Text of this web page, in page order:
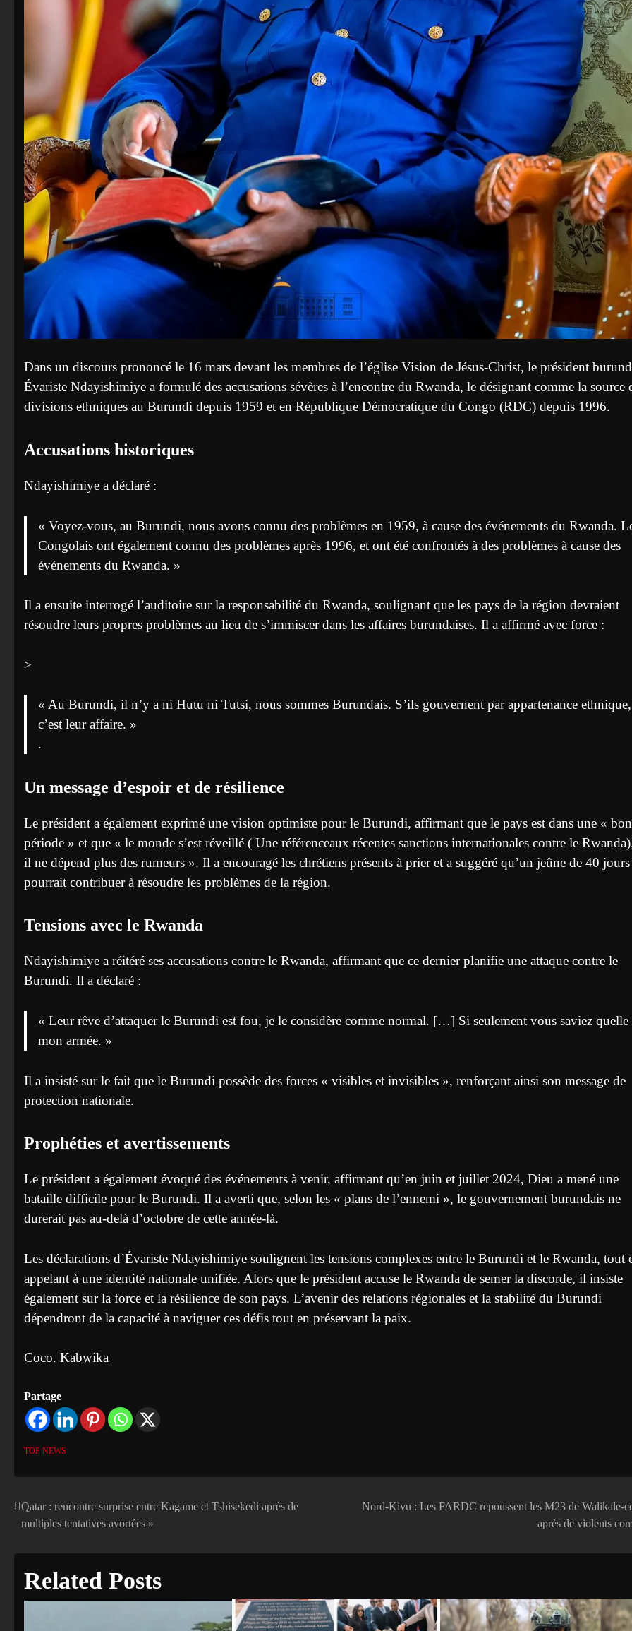
Dans un discours prononcé le 16 mars devant les membres de l’église Vision de Jésus-Christ, le président
Évariste Ndayishimiye a formulé des accusations sévères à l’encontre du Rwanda, le désignant comme la source
divisions ethniques au Burundi depuis 1959 et en République Démocratique du Congo (RDC) depuis 1996.
Accusations historiques
Ndayishimiye a déclaré :
« Voyez-vous, au Burundi, nous avons connu des problèmes en 1959, à cause des événements du Rwanda.
Congolais ont également connu des problèmes après 1996, et ont été confrontés à des problèmes à cause des
événements du Rwanda. »
Il a ensuite interrogé l’auditoire sur la responsabilité du Rwanda, soulignant que les pays de la région devraient
résoudre leurs propres problèmes au lieu de s’immiscer dans les affaires burundaises. Il a affirmé avec force :
>
« Au Burundi, il n’y a ni Hutu ni Tutsi, nous sommes Burundais. S’ils gouvernent par appartenance ethnique,
c’est leur affaire. »
.
Un message d’espoir et de résilience
Le président a également exprimé une vision optimiste pour le Burundi, affirmant que le pays est dans une «
période » et que « le monde s’est réveillé ( Une référenceaux récentes sanctions internationales contre le
il ne dépend plus des rumeurs ». Il a encouragé les chrétiens présents à prier et a suggéré qu’un jeûne de 40 jours
pourrait contribuer à résoudre les problèmes de la région.
Tensions avec le Rwanda
Ndayishimiye a réitéré ses accusations contre le Rwanda, affirmant que ce dernier planifie une attaque contre le
Burundi. Il a déclaré :
« Leur rêve d’attaquer le Burundi est fou, je le considère comme normal. […] Si seulement vous saviez quelle
mon armée. »
Il a insisté sur le fait que le Burundi possède des forces « visibles et invisibles », renforçant ainsi son message de
protection nationale.
Prophéties et avertissements
Le président a également évoqué des événements à venir, affirmant qu’en juin et juillet 2024, Dieu a mené une
bataille difficile pour le Burundi. Il a averti que, selon les « plans de l’ennemi », le gouvernement burundais ne
durerait pas au-delà d’octobre de cette année-là.
Les déclarations d’Évariste Ndayishimiye soulignent les tensions complexes entre le Burundi et le Rwanda, tout
appelant à une identité nationale unifiée. Alors que le président accuse le Rwanda de semer la discorde, il insiste
également sur la force et la résilience de son pays. L’avenir des relations régionales et la stabilité du Burundi
dépendront de la capacité à naviguer ces défis tout en préservant la paix.
Coco. Kabwika
Partage
TOP NEWS
Navigation
Qatar : rencontre surprise entre Kagame et Tshisekedi après de
multiples tentatives avortées »
Nord-Kivu : Les FARDC repoussent les M23 de Walikale-
après de violents
Related Posts